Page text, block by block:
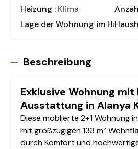
Heizung : Klima
Lage der Wohnung im Haus:
Beschreibung
Exklusive Wohnung
Ausstattung in Alanya
Diese möblierte 2+1 Wohnung
mit großzügigen 133 m²
durch Komfort und